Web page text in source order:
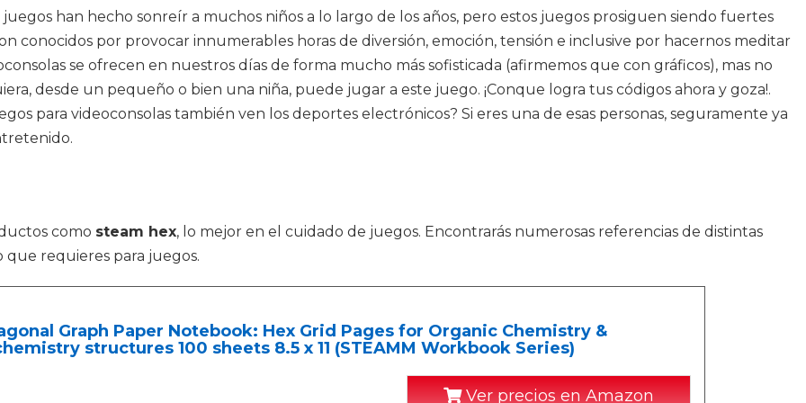
han hecho sonreír a muchos niños a lo largo de los años, pero estos juegos prosiguen siendo fuertes
conocidos por provocar innumerables horas de diversión, emoción, tensión e inclusive por hacernos meditar
se ofrecen en nuestros días de forma mucho más sofisticada (afirmemos que con gráficos), mas no
desde un pequeño o bien una niña, puede jugar a este juego. ¡Conque logra tus códigos ahora y goza!.
para videoconsolas también ven los deportes electrónicos? Si eres una de esas personas, seguramente ya
como steam hex, lo mejor en el cuidado de juegos. Encontrarás numerosas referencias de distintas
requieres para juegos.
Graph Paper Notebook: Hex Grid Pages for Organic Chemistry &
structures 100 sheets 8.5 x 11 (STEAMM Workbook Series)
Ver precios en Amazon